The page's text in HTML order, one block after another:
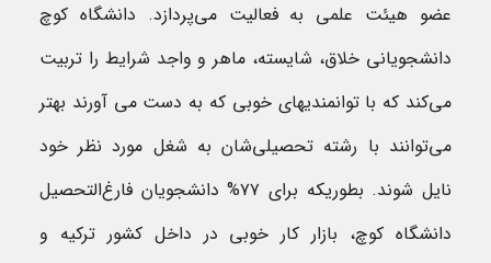
عضو هیئت علمی به فعالیت می‌پردازد. دانشگاه کوچ
دانشجویانی خلاق، شایسته، ماهر و واجد شرایط را تربیت
می‌کند که با توانمندیهای خوبی که به دست می آورند بهتر
می‌توانند با رشته تحصیلی‌شان به شغل مورد نظر خود
نایل شوند. بطوریکه برای ۷۷% دانشجویان فارغ‌التحصیل
دانشگاه کوچ، بازار کار خوبی در داخل کشور ترکیه و